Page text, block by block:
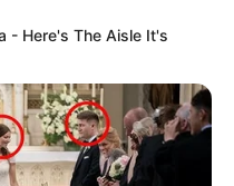
- Here's The Aisle It's